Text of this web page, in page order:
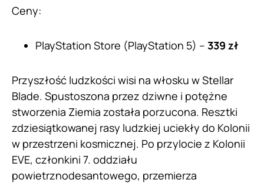
Ceny:
PlayStation Store (PlayStation 5) – 339 zł
Przyszłość ludzkości wisi na włosku w Stellar
Blade. Spustoszona przez dziwne i potężne
stworzenia Ziemia została porzucona. Resztki
zdziesiątkowanej rasy ludzkiej uciekły do Kolonii
w przestrzeni kosmicznej. Po przylocie z Kolonii
EVE, członkini 7. oddziału
powietrznodesantowego, przemierza